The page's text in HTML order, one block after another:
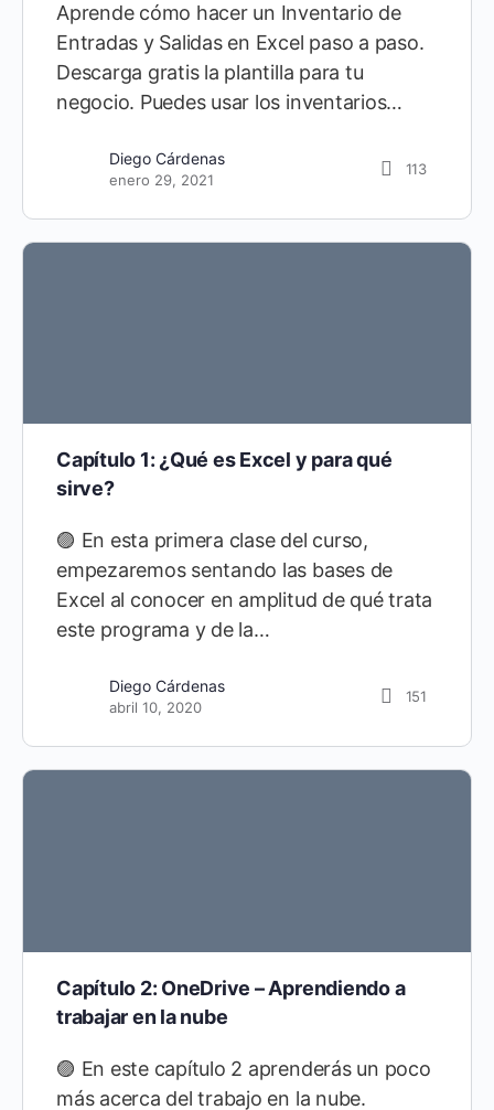
enero 6, 2022
Aprende cómo hacer un Inventario de
Entradas y Salidas en Excel paso a paso.
Descarga gratis la plantilla para tu
negocio. Puedes usar los inventarios…
Diego Cárdenas
enero 29, 2021
113
Capítulo 1: ¿Qué es Excel y para qué
sirve?
🟣 En esta primera clase del curso,
empezaremos sentando las bases de
Excel al conocer en amplitud de qué trata
este programa y de la…
Diego Cárdenas
abril 10, 2020
151
Capítulo 2: OneDrive – Aprendiendo a
trabajar en la nube
🟣 En este capítulo 2 aprenderás un poco
más acerca del trabajo en la nube.